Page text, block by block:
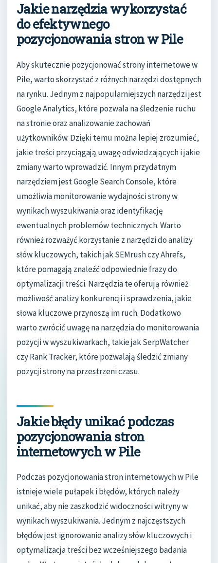
Jakie narzędzia wykorzystać
do efektywnego
pozycjonowania stron w Pile
Aby skutecznie pozycjonować strony internetowe w
Pile, warto skorzystać z różnych narzędzi dostępnych
na rynku. Jednym z najpopularniejszych narzędzi jest
Google Analytics, które pozwala na śledzenie ruchu
na stronie oraz analizowanie zachowań
użytkowników. Dzięki temu można lepiej zrozumieć,
jakie treści przyciągają uwagę odwiedzających i jakie
zmiany warto wprowadzić. Innym przydatnym
narzędziem jest Google Search Console, które
umożliwia monitorowanie wydajności strony w
wynikach wyszukiwania oraz identyfikację
ewentualnych problemów technicznych. Warto
również rozważyć korzystanie z narzędzi do analizy
słów kluczowych, takich jak SEMrush czy Ahrefs,
które pomagają znaleźć odpowiednie frazy do
optymalizacji treści. Narzędzia te oferują również
możliwość analizy konkurencji i sprawdzenia, jakie
słowa kluczowe przynoszą im ruch. Dodatkowo
warto zwrócić uwagę na narzędzia do monitorowania
pozycji w wyszukiwarkach, takie jak SerpWatcher
czy Rank Tracker, które pozwalają śledzić zmiany
pozycji strony na przestrzeni czasu.
Jakie błędy unikać podczas
pozycjonowania stron
internetowych w Pile
Podczas pozycjonowania stron internetowych w Pile
istnieje wiele pułapek i błędów, których należy
unikać, aby nie zaszkodzić widoczności witryny w
wynikach wyszukiwania. Jednym z najczęstszych
błędów jest ignorowanie analizy słów kluczowych i
optymalizacja treści bez wcześniejszego badania